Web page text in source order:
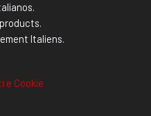
Italiens.
e Cookie